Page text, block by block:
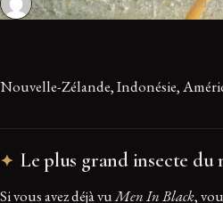
Nouvelle-Zélande, Indonésie,
Le plus grand insecte du
Si vous avez déjà vuMen In Black,